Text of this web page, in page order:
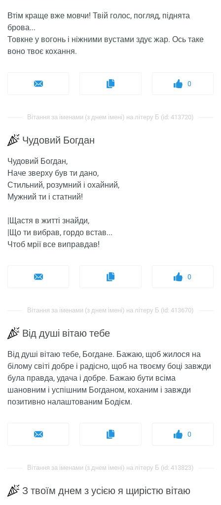
Втім краще вже мовчи! Твій голос, погляд, піднята
брова...
Товкне у вогонь і ніжними вустами здує жар. Ось таке
воно твоє кохання.
0
Вітання за іменами (з днем ​​імені) на літеру Б (id: 413720)
Чудовий Богдан
Чудовий Богдан,
Наче зверху був ти дано,
Стильний, розумний і охайний,
Мужний ти і статний!
|Щастя в житті знайди,
|Що ти вибрав, гордо встав...
Чтоб мрії все виправдав!
0
Вітання за іменами (з днем ​​імені) на літеру Б (id: 413670)
Від душі вітаю тебе
Від душі вітаю тебе, Богдане. Бажаю, щоб жилося на
білому світі добре і радісно, ​​щоб на твоєму боці завжди
була правда, удача і добре. Бажаю бути всіма
шановним і успішним Богданом, коханим і завжди
позитивно налаштованим Бодієм.
0
Вітання за іменами (з днем ​​імені) на літеру Б (id: 413823)
З твоїм днем з усією я щирістю вітаю